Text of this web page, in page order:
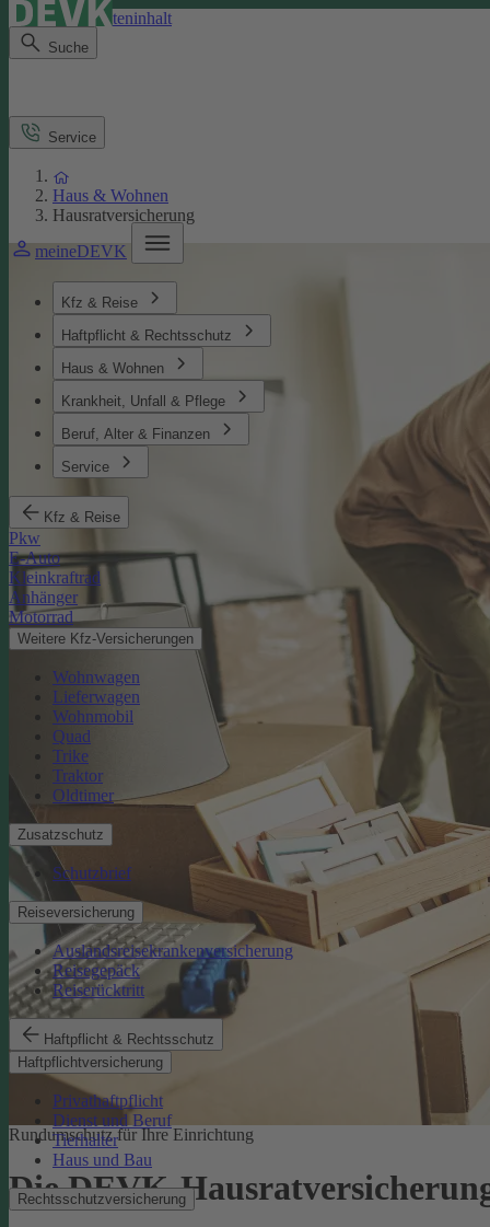
Direkt zum Seiteninhalt
Suche
meineDEVK
Kfz & Reise
Haftpflicht & Rechtsschutz
Haus & Wohnen
Krankheit, Unfall & Pflege
Beruf, Alter & Finanzen
Service
Kfz & Reise
Pkw
E-Auto
Kleinkraftrad
Anhänger
Motorrad
Weitere Kfz-Versicherungen
Wohnwagen
Lieferwagen
Wohnmobil
Quad
Trike
Traktor
Oldtimer
Zusatzschutz
Schutzbrief
Reiseversicherung
Auslandsreisekrankenversicherung
Reisegepäck
Reiserücktritt
Haftpflicht & Rechtsschutz
Haftpflichtversicherung
Privathaftpflicht
Dienst und Beruf
Tierhalter
Haus und Bau
Rechtsschutzversicherung
Service
Haus & Wohnen
Hausratversicherung
Rundumschutz für Ihre Einrichtung
Die DEVK-